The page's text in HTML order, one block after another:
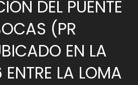
DEL PUENTE
(PR
EN LA
LA LOMA